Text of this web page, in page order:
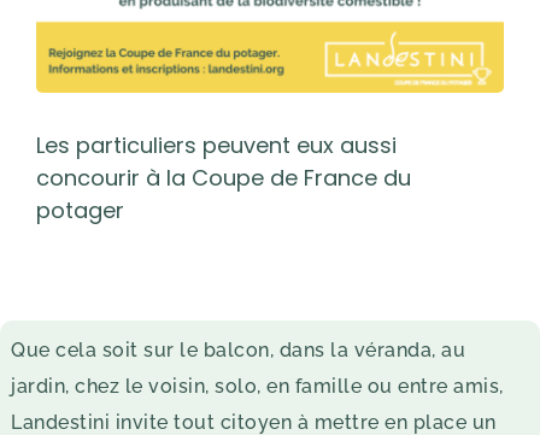
Les particuliers peuvent eux aussi
concourir à la Coupe de France du
potager
Que cela soit sur le balcon, dans la véranda, au
jardin, chez le voisin, solo, en famille ou entre amis,
Landestini invite tout citoyen à mettre en place un